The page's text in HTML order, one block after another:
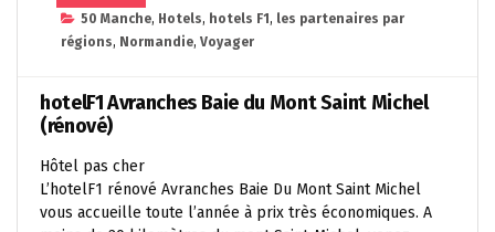
50 Manche, Hotels, hotels F1 , les partenaires par
régions, Normandie, Voyager
hotelF1 Avranches Baie du Mont Saint Michel
(rénové)
Hôtel pas cher
L’hotelF1 rénové Avranches Baie Du Mont Saint Michel
vous accueille toute l’année à prix très économiques. A